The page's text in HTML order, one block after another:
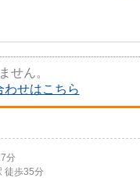
せん。
わせはこちら
分
徒歩35分